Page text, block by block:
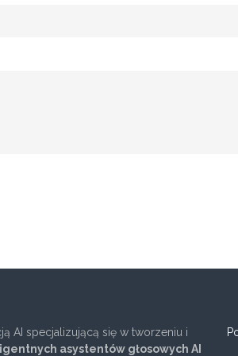
AI specjalizującą się w tworzeniu i
asystentów głosowych AI